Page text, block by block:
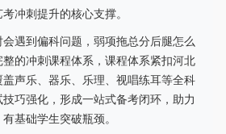
冲刺提升的核心支撑。
遇到偏科问题，弱项拖总分后腿怎么
的冲刺课程体系，课程体系紧扣河北
声乐、器乐、乐理、视唱练耳等全科
巧强化，形成一站式备考闭环，助力
基础学生突破瓶颈。